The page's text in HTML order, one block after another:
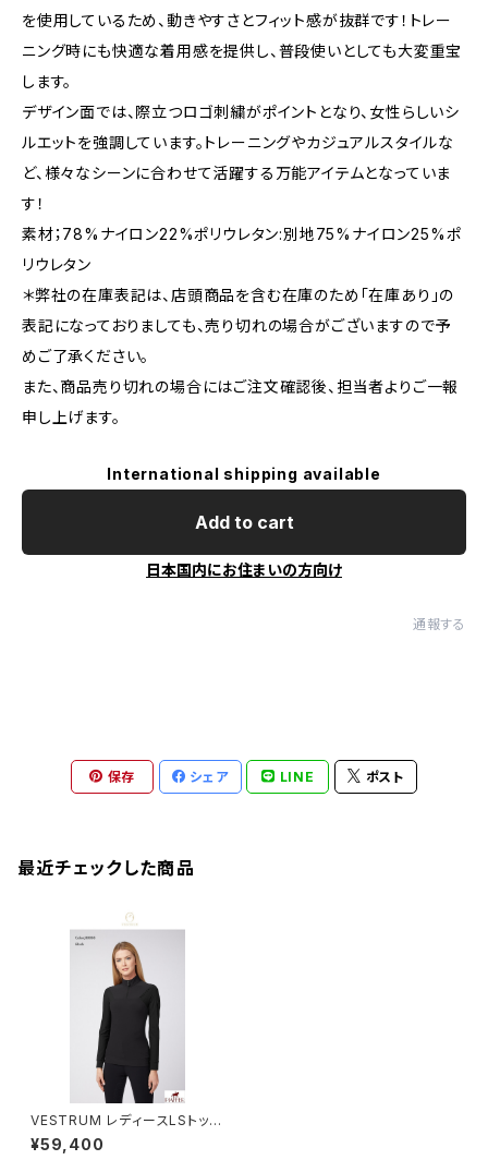
を使用しているため、動きやすさとフィット感が抜群です！トレー
ニング時にも快適な着用感を提供し、普段使いとしても大変重宝
します。
デザイン面では、際立つロゴ刺繍がポイントとなり、女性らしいシ
ルエットを強調しています。トレーニングやカジュアルスタイルな
ど、様々なシーンに合わせて活躍する万能アイテムとなっていま
す！
素材；78%ナイロン22%ポリウレタン:別地75%ナイロン25%ポ
リウレタン
＊弊社の在庫表記は、店頭商品を含む在庫のため「在庫あり」の
表記になっておりましても、売り切れの場合がございますので予
めご了承ください。
また、商品売り切れの場合にはご注文確認後、担当者よりご一報
申し上げます。
International shipping available
Add to cart
日本国内にお住まいの方向け
通報する
保存 シェア LINE ポスト
最近チェックした商品
VESTRUM レディースLSトップ
ス W659860025
¥59,400